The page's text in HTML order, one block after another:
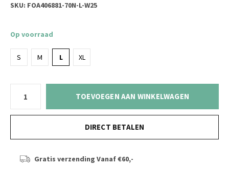
SKU: FOA406881-70N-L-W25
Op voorraad
S M L XL
TOEVOEGEN AAN WINKELWAGEN
DIRECT BETALEN
Gratis verzending Vanaf €60,-